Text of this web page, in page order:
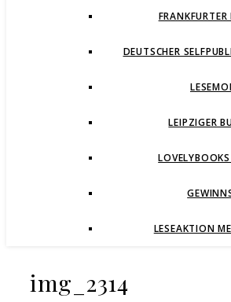
FRANKFURTER
DEUTSCHER
LEIPZIGER
LOVELYBOOKS
LESEAKTION
img_2314